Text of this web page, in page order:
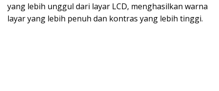
yang lebih unggul dari layar LCD, menghasilkan warna
layar yang lebih penuh dan kontras yang lebih tinggi.